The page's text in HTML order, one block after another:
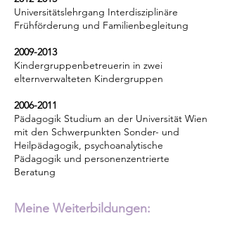
Universitätslehrgang Interdisziplinäre
Frühförderung und Familienbegleitung
2009-2013
Kindergruppenbetreuerin in zwei
elternverwalteten Kindergruppen
2006-2011
Pädagogik Studium an der Universität Wien
mit den Schwerpunkten Sonder- und
Heilpädagogik, psychoanalytische
Pädagogik und personenzentrierte
Beratung
Meine Weiterbildungen: